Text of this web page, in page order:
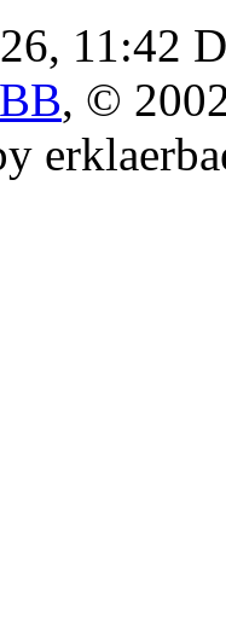
11:42
, ©